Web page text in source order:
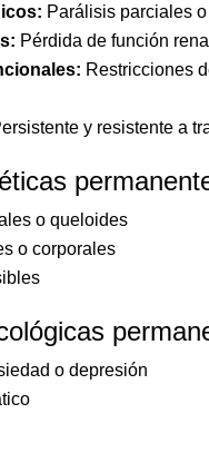
Parálisis parciales
Pérdida de función
Restricciones
y resistente a
o queloides
o corporales
o depresión